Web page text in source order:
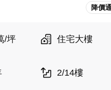
/坪 住宅大樓
2/14樓